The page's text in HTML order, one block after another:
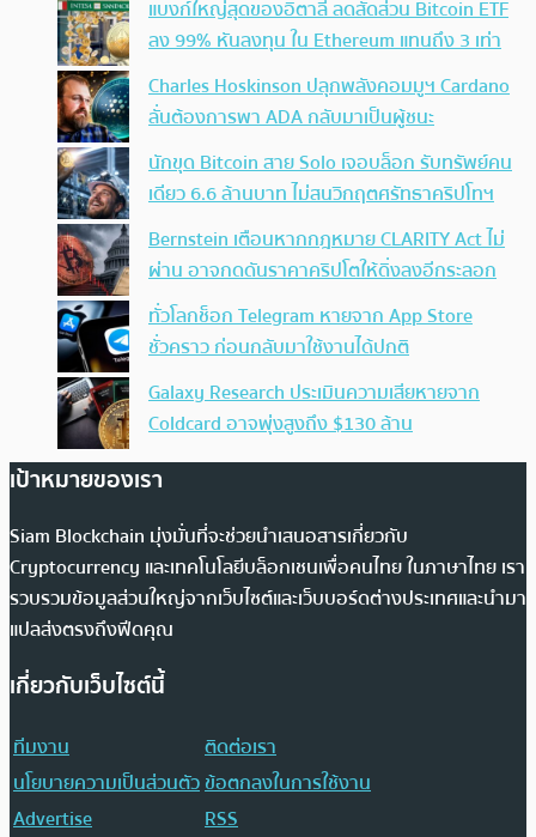
แบงก์ใหญ่สุดของอิตาลี ลดสัดส่วน Bitcoin ETF
ลง 99% หันลงทุน ใน Ethereum แทนถึง 3 เท่า
Charles Hoskinson ปลุกพลังคอมมูฯ Cardano
ลั่นต้องการพา ADA กลับมาเป็นผู้ชนะ
นักขุด Bitcoin สาย Solo เจอบล็อก รับทรัพย์คน
เดียว 6.6 ล้านบาท ไม่สนวิกฤตศรัทธาคริปโทฯ
Bernstein เตือนหากกฎหมาย CLARITY Act ไม่
ผ่าน อาจกดดันราคาคริปโตให้ดิ่งลงอีกระลอก
ทั่วโลกช็อก Telegram หายจาก App Store
ชั่วคราว ก่อนกลับมาใช้งานได้ปกติ
Galaxy Research ประเมินความเสียหายจาก
Coldcard อาจพุ่งสูงถึง $130 ล้าน
เป้าหมายของเรา
Siam Blockchain มุ่งมั่นที่จะช่วยนำเสนอสารเกี่ยวกับ
Cryptocurrency และเทคโนโลยีบล็อกเชนเพื่อคนไทย ในภาษาไทย เรา
รวบรวมข้อมูลส่วนใหญ่จากเว็บไซต์และเว็บบอร์ดต่างประเทศและนำมา
แปลส่งตรงถึงฟีดคุณ
เกี่ยวกับเว็บไซต์นี้
ทีมงาน
ติดต่อเรา
นโยบายความเป็นส่วนตัวข้อตกลงในการใช้งาน
Advertise
RSS